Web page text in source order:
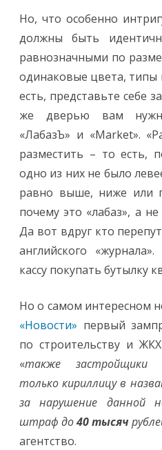
Но, что особенно
должны быть
равнозначными по
одинаковые цвета,
есть, представьте себе
же дверью вам
«ЛабазЪ» и «Market».
разместить – то есть,
одно из них не было
равно выше, ниже или
почему это «лабаз», а
Да вот вдруг кто
английского
кассу покупать бутылку
Но о самом интересном
«Новости» первый
по строительству и ЖКХ
«также застройщики
только кириллицу в
за нарушение данной
штраф до40 тысяч
агентство.